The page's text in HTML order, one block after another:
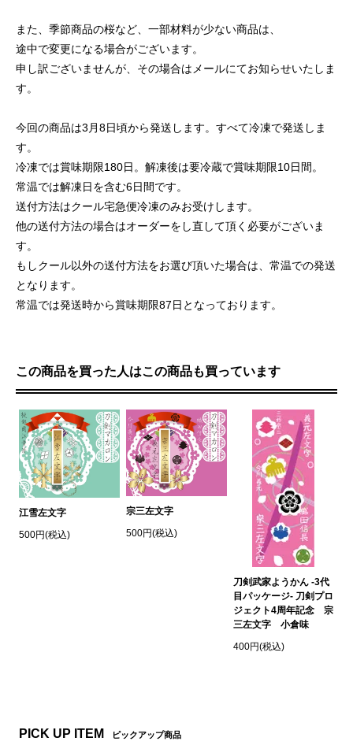
また、季節商品の桜など、一部材料が少ない商品は、
途中で変更になる場合がございます。
申し訳ございませんが、その場合はメールにてお知らせいたしま
す。
今回の商品は3月8日頃から発送します。すべて冷凍で発送しま
す。
冷凍では賞味期限180日。解凍後は要冷蔵で賞味期限10日間。
常温では解凍日を含む6日間です。
送付方法はクール宅急便冷凍のみお受けします。
他の送付方法の場合はオーダーをし直して頂く必要がございま
す。
もしクール以外の送付方法をお選び頂いた場合は、常温での発送
となります。
常温では発送時から賞味期限87日となっております。
この商品を買った人はこの商品も買っています
江雪左文字
500円(税込)
宗三左文字
500円(税込)
刀剣武家ようかん -3代
目パッケージ- 刀剣プロ
ジェクト4周年記念 宗
三左文字 小倉味
400円(税込)
PICK UP ITEM ピックアップ商品